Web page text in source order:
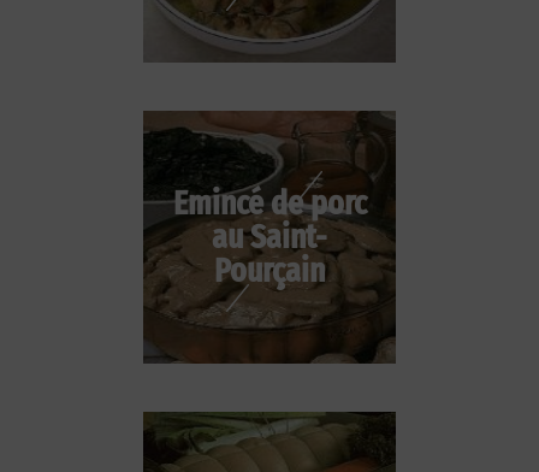
Emincé de porc
au Saint-
Pourçain